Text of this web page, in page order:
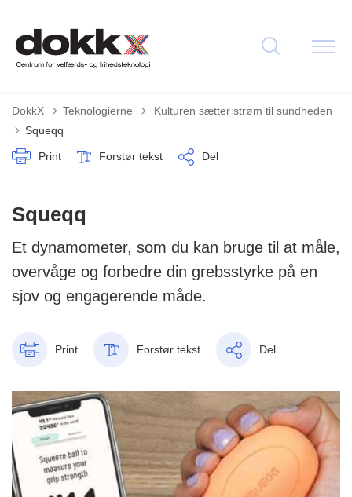
DokkX Teknologierne Tilbage til
Kulturen sætter strøm til sundheden
Squeqq
Print Forstør tekst Del
Squeqq
Et dynamometer, som du kan bruge til at måle,
overvåge og forbedre din grebsstyrke på en
sjov og engagerende måde.
Print Forstør tekst Del